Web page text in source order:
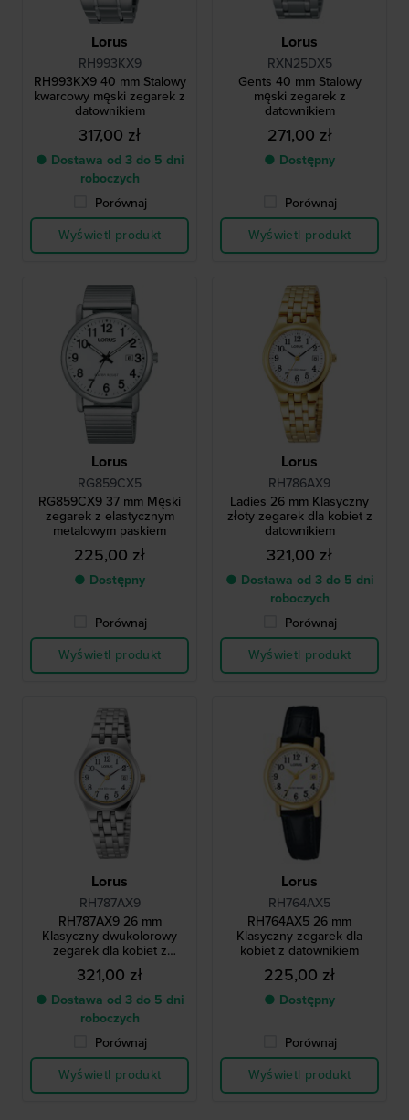
Lorus
RH993KX9
RH993KX9 40 mm Stalowy
kwarcowy męski zegarek z
datownikiem
317,00 zł
● Dostawa od 3 do 5 dni
roboczych
Porównaj
Wyświetl produkt
Lorus
RXN25DX5
Gents 40 mm Stalowy
męski zegarek z
datownikiem
271,00 zł
● Dostępny
Porównaj
Wyświetl produkt
Lorus
RG859CX5
RG859CX9 37 mm Męski
zegarek z elastycznym
metalowym paskiem
225,00 zł
● Dostępny
Porównaj
Wyświetl produkt
Lorus
RH786AX9
Ladies 26 mm Klasyczny
złoty zegarek dla kobiet z
datownikiem
321,00 zł
● Dostawa od 3 do 5 dni
roboczych
Porównaj
Wyświetl produkt
Lorus
RH787AX9
RH787AX9 26 mm
Klasyczny dwukolorowy
zegarek dla kobiet z
datownikiem
321,00 zł
● Dostawa od 3 do 5 dni
roboczych
Porównaj
Wyświetl produkt
Lorus
RH764AX5
RH764AX5 26 mm
Klasyczny zegarek dla
kobiet z datownikiem
225,00 zł
● Dostępny
Porównaj
Wyświetl produkt